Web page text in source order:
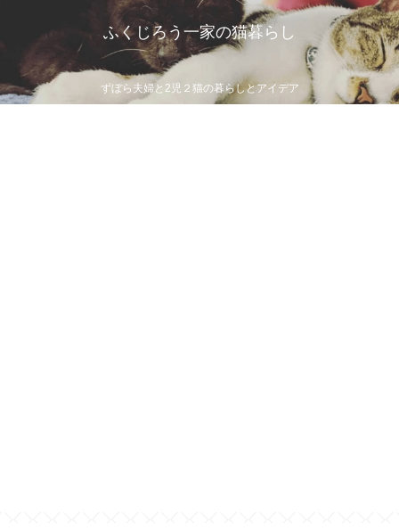
ふくじろう一家の猫暮らし
ずぼら夫婦と2児２猫の暮らしとアイデア